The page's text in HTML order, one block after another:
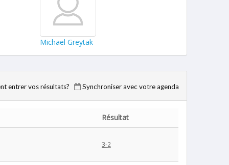
Michael Greytak
entrer vos résultats? Synchroniser avec votre agenda
Résultat
3-2